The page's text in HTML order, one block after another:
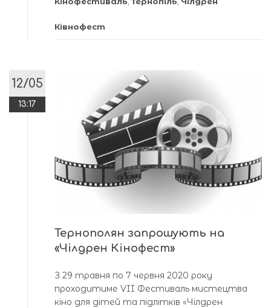
Ківнофест
12/05
13:17
Тернополян запрошують на
«Чілдрен Кінофест»
З 29 травня по 7 червня 2020 року
проходитиме VII Фестиваль мистецтва
кіно для дітей та підлітків «Чілдрен